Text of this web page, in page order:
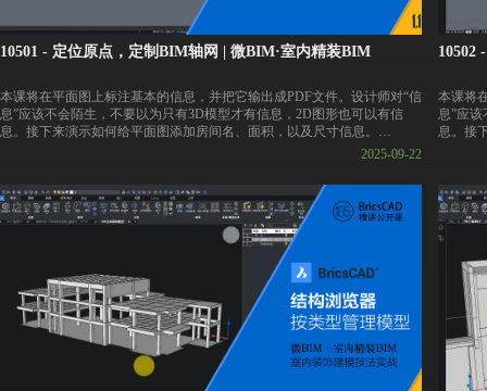
10501 - 定位原点，定制BIM轴网 | 微BIM·室内精装BIM
本课将在平面图上标注基本的信息，并把它输出成PDF文件。设计师对“信
息”应该不会陌生，不要以为只有3D模型才有信息，2D图形也可以有信
息。接下来演示如何给平面图添加房间名、面积，以及尺寸信息。
https://pan.baidu.com/s/1ANUI_m_uxaAWDqu9EZ1Qfw?pwd=vbim
👇课件下载链接
https://pan.baidu.com/s/12SqG_WYxH_GWztMCIkzn0w?pwd=vbim
2025-09-22
10502
本课将
息”应
息。接
👇课件
https://